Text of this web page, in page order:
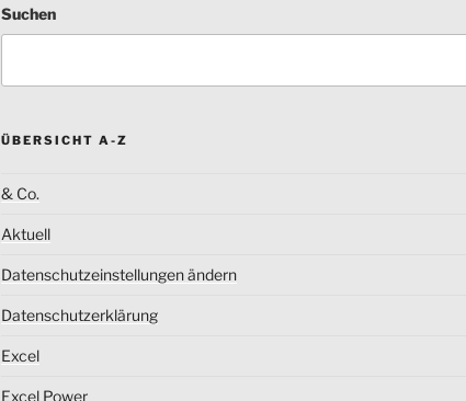
Suchen
ÜBERSICHT A-Z
& Co.
Aktuell
Datenschutzeinstellungen ändern
Datenschutzerklärung
Excel
Excel Power